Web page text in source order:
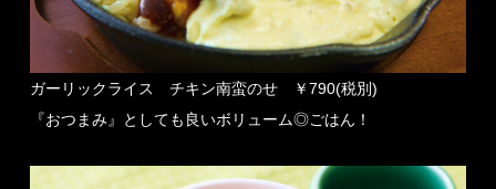
ガーリックライス チキン南蛮のせ ￥790(税別)
『おつまみ』としても良いボリューム◎ごはん！